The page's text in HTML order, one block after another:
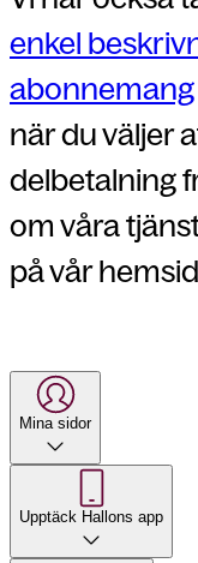
enkel
abonnemang
när du väljer
delbetalning
om våra
på vår
Mina sidor
Upptäck Hallons app